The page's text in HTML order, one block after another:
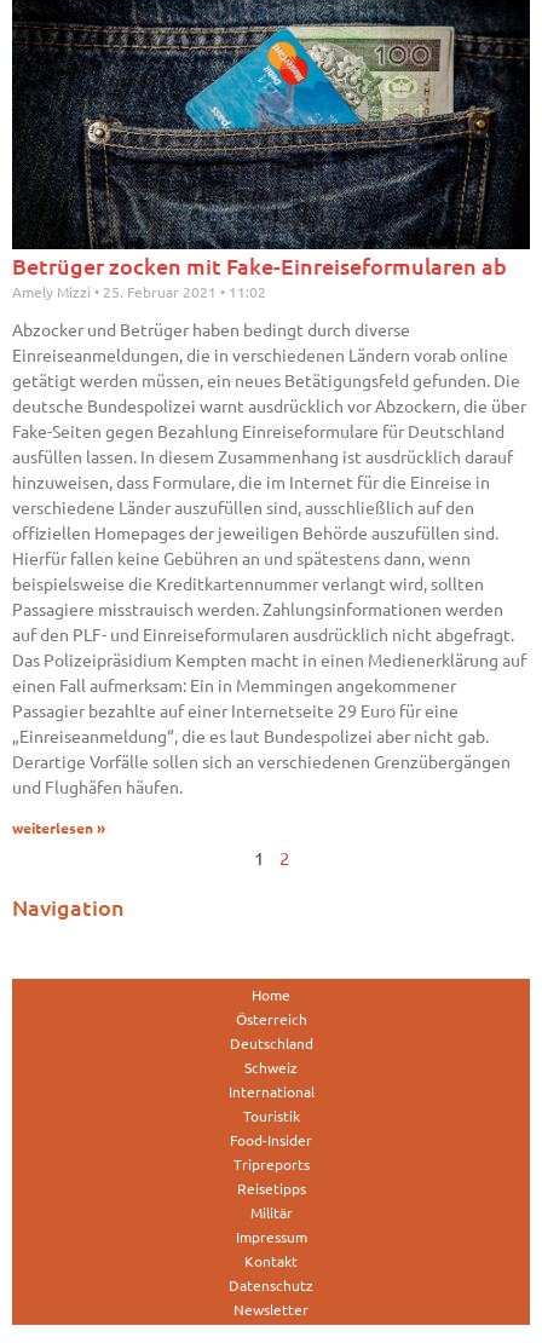
Betrüger zocken mit Fake-Einreiseformularen ab
Amely Mizzi 25. Februar 2021 11:02
Abzocker und Betrüger haben bedingt durch diverse
Einreiseanmeldungen, die in verschiedenen Ländern vorab online
getätigt werden müssen, ein neues Betätigungsfeld gefunden. Die
deutsche Bundespolizei warnt ausdrücklich vor Abzockern, die über
Fake-Seiten gegen Bezahlung Einreiseformulare für Deutschland
ausfüllen lassen. In diesem Zusammenhang ist ausdrücklich darauf
hinzuweisen, dass Formulare, die im Internet für die Einreise in
verschiedene Länder auszufüllen sind, ausschließlich auf den
offiziellen Homepages der jeweiligen Behörde auszufüllen sind.
Hierfür fallen keine Gebühren an und spätestens dann, wenn
beispielsweise die Kreditkartennummer verlangt wird, sollten
Passagiere misstrauisch werden. Zahlungsinformationen werden
auf den PLF- und Einreiseformularen ausdrücklich nicht abgefragt.
Das Polizeipräsidium Kempten macht in einen Medienerklärung auf
einen Fall aufmerksam: Ein in Memmingen angekommener
Passagier bezahlte auf einer Internetseite 29 Euro für eine
„Einreiseanmeldung“, die es laut Bundespolizei aber nicht gab.
Derartige Vorfälle sollen sich an verschiedenen Grenzübergängen
und Flughäfen häufen.
weiterlesen »
1 2
Navigation
Home
Österreich
Deutschland
Schweiz
International
Touristik
Food-Insider
Tripreports
Reisetipps
Militär
Impressum
Kontakt
Datenschutz
Newsletter